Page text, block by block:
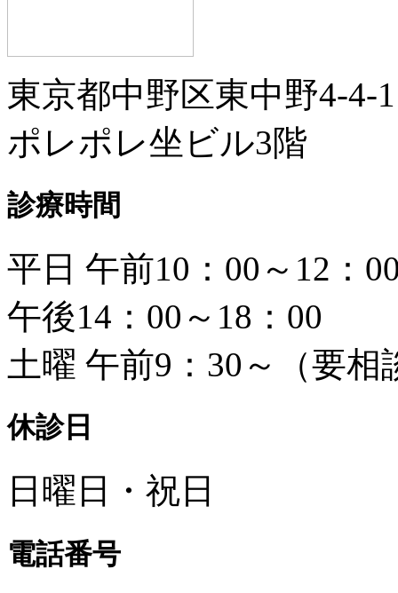
東京都中野区東中野4-4-1
ポレポレ坐ビル3階
診療時間
平日 午前10：00～12：
午後14：00～18：00
土曜 午前9：30～（要相
休診日
日曜日・祝日
電話番号